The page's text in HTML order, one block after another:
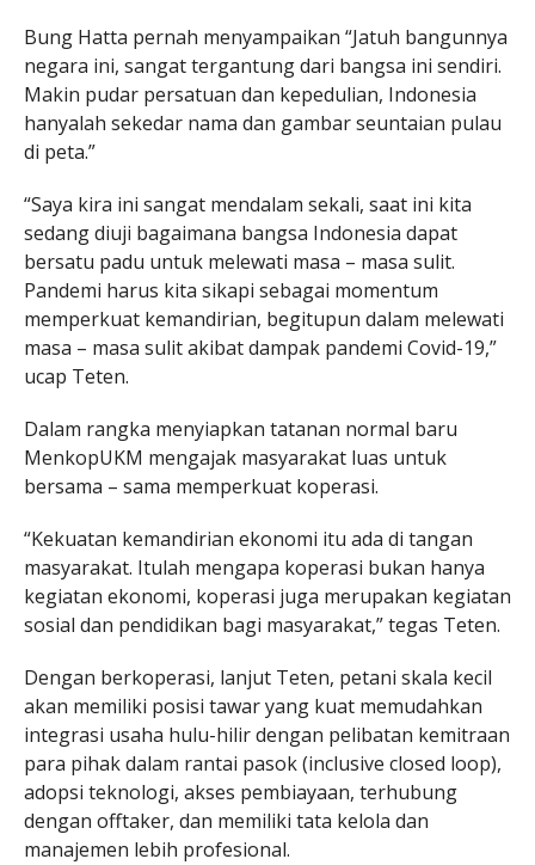
Bung Hatta pernah menyampaikan “Jatuh bangunnya
negara ini, sangat tergantung dari bangsa ini sendiri.
Makin pudar persatuan dan kepedulian, Indonesia
hanyalah sekedar nama dan gambar seuntaian pulau
di peta.”
“Saya kira ini sangat mendalam sekali, saat ini kita
sedang diuji bagaimana bangsa Indonesia dapat
bersatu padu untuk melewati masa – masa sulit.
Pandemi harus kita sikapi sebagai momentum
memperkuat kemandirian, begitupun dalam melewati
masa – masa sulit akibat dampak pandemi Covid-19,”
ucap Teten.
Dalam rangka menyiapkan tatanan normal baru
MenkopUKM mengajak masyarakat luas untuk
bersama – sama memperkuat koperasi.
“Kekuatan kemandirian ekonomi itu ada di tangan
masyarakat. Itulah mengapa koperasi bukan hanya
kegiatan ekonomi, koperasi juga merupakan kegiatan
sosial dan pendidikan bagi masyarakat,” tegas Teten.
Dengan berkoperasi, lanjut Teten, petani skala kecil
akan memiliki posisi tawar yang kuat memudahkan
integrasi usaha hulu-hilir dengan pelibatan kemitraan
para pihak dalam rantai pasok (inclusive closed loop),
adopsi teknologi, akses pembiayaan, terhubung
dengan offtaker, dan memiliki tata kelola dan
manajemen lebih profesional.